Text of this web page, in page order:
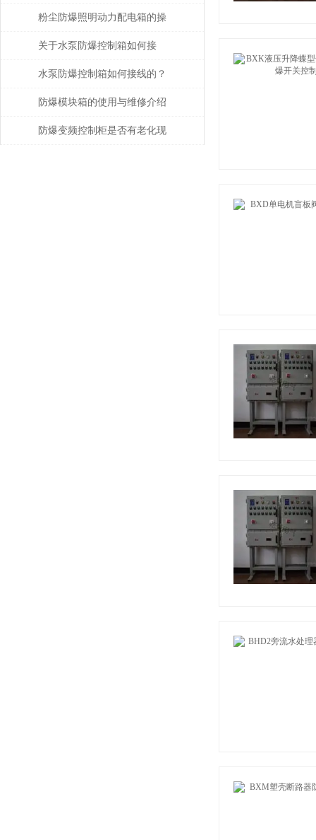
粉尘防爆照明动力配电箱的操
作方法和应用常见问题
关于水泵防爆控制箱如何接
线，一起来探讨一下！
水泵防爆控制箱如何接线的？
防爆模块箱的使用与维修介绍
防爆变频控制柜是否有老化现